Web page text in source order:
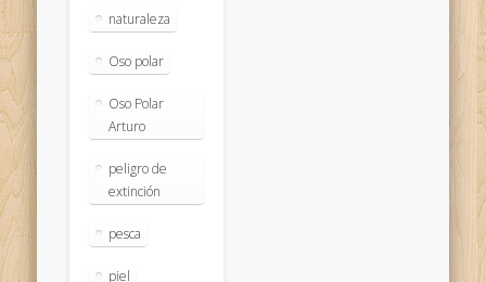
naturaleza
Oso polar
Oso Polar
Arturo
peligro de
extinción
pesca
piel